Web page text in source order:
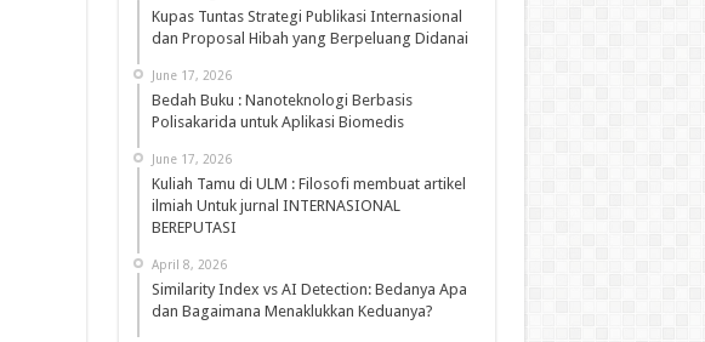
Kupas Tuntas Strategi Publikasi Internasional
dan Proposal Hibah yang Berpeluang Didanai
June 17, 2026
Bedah Buku : Nanoteknologi Berbasis
Polisakarida untuk Aplikasi Biomedis
June 17, 2026
Kuliah Tamu di ULM : Filosofi membuat artikel
ilmiah Untuk jurnal INTERNASIONAL
BEREPUTASI
April 8, 2026
Similarity Index vs AI Detection: Bedanya Apa
dan Bagaimana Menaklukkan Keduanya?